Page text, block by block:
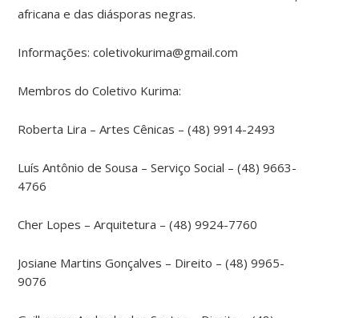
africana e das diásporas negras.
Informações: coletivokurima@gmail.com
Membros do Coletivo Kurima:
Roberta Lira – Artes Cênicas – (48) 9914-2493
Luís Antônio de Sousa – Serviço Social – (48) 9663-
4766
Cher Lopes – Arquitetura – (48) 9924-7760
Josiane Martins Gonçalves – Direito – (48) 9965-
9076